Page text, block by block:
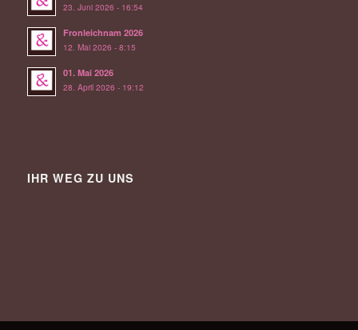
23. Juni 2026 - 16:54
Fronleichnam 2026
12. Mai 2026 - 8:15
01. Mai 2026
28. April 2026 - 19:12
IHR WEG ZU UNS